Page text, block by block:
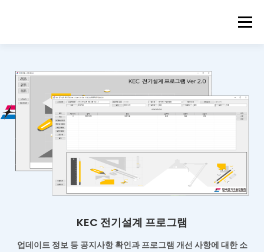
메뉴
KEC 전기설계 프로그램
업데이트 정보 등 공지사항 확인과프로그램 개선 사항에 대한 소